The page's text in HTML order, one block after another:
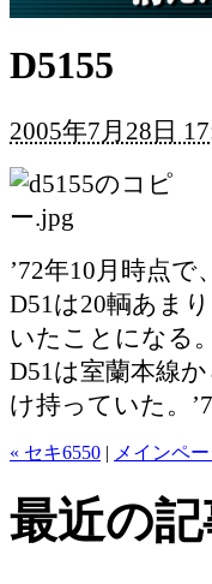
D5155
2005年7月28日
’72年10月時点
D51は20輌あま
いたことになる
D51は室蘭本線
け持っていた。
« セキ6550 | メインペ
最近の